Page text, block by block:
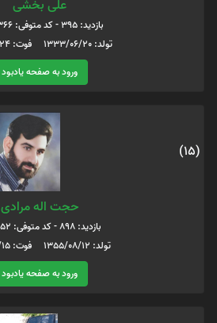
علی بخشی
بازدید: 395 - کد متوفی: 6134366
تولد: 1333/06/20 فوت: 1400/01/24
ورود به صفحه یادبود
(15)
حجت اله مرادی
بازدید: 898 - کد متوفی: 6151652
تولد: 1355/08/12 فوت: 1400/06/15
ورود به صفحه یادبود